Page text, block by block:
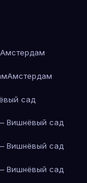
Амстердам
Амстердам
сад
Вишнёвый сад
Вишнёвый сад
Вишнёвый сад